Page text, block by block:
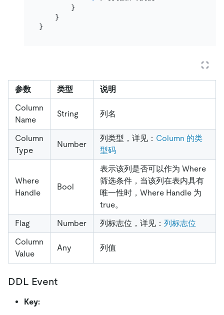
}
}
}
参数 类型
说明
Column
Name
String 列名
Column
Type
Number
列类型，详见： Column 的类
型码
Where
Handle
Bool
表示该列是否可以作为 Where
筛选条件，当该列在表内具有
唯一性时，Where Handle 为
true。
Flag
Number 列标志位，详见： 列标志位
Column
Value
Any 列值
DDL Event
Key: